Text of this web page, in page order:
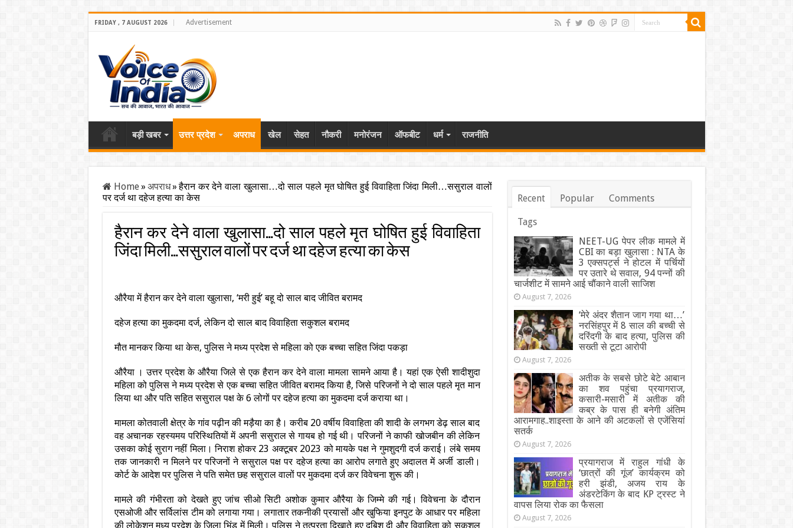
FRIDAY , 7 AUGUST 2026 Advertisement
बड़ी खबर उत्तर प्रदेश अपराध खेल सेहत नौकरी मनोरंजन ऑफबीट धर्म राजनीति
Home» अपराध» हैरान कर देने वाला खुलासा…दो साल पहले मृत घोषित हुई विवाहिता जिंदा मिली…ससुराल वालों
पर दर्ज था दहेज हत्या का केस
हैरान कर देने वाला खुलासा…दो साल पहले मृत घोषित हुई विवाहिता
जिंदा मिली…ससुराल वालों पर दर्ज था दहेज हत्या का केस
औरैया में हैरान कर देने वाला खुलासा, ‘मरी हुई’ बहू दो साल बाद जीवित बरामद
दहेज हत्या का मुकदमा दर्ज, लेकिन दो साल बाद विवाहिता सकुशल बरामद
मौत मानकर किया था केस, पुलिस ने मध्य प्रदेश से महिला को एक बच्चा सहित जिंदा पकड़ा
औरैया । उत्तर प्रदेश के औरैया जिले से एक हैरान कर देने वाला मामला सामने आया है। यहां एक ऐसी शादीशुदा
महिला को पुलिस ने मध्य प्रदेश से एक बच्चा सहित जीवित बरामद किया है, जिसे परिजनों ने दो साल पहले मृत मान
लिया था और पति सहित ससुराल पक्ष के 6 लोगों पर दहेज हत्या का मुकदमा दर्ज कराया था।
मामला कोतवाली क्षेत्र के गांव पढ़ीन की मड़ैया का है। करीब 20 वर्षीय विवाहिता की शादी के लगभग डेढ़ साल बाद
वह अचानक रहस्यमय परिस्थितियों में अपनी ससुराल से गायब हो गई थी। परिजनों ने काफी खोजबीन की लेकिन
उसका कोई सुराग नहीं मिला। निराश होकर 23 अक्टूबर 2023 को मायके पक्ष ने गुमशुदगी दर्ज कराई। लंबे समय
तक जानकारी न मिलने पर परिजनों ने ससुराल पक्ष पर दहेज हत्या का आरोप लगाते हुए अदालत में अर्जी डाली।
कोर्ट के आदेश पर पुलिस ने पति समेत छह ससुराल वालों पर मुकदमा दर्ज कर विवेचना शुरू की।
मामले की गंभीरता को देखते हुए जांच सीओ सिटी अशोक कुमार औरैया के जिम्मे की गई। विवेचना के दौरान
एसओजी और सर्विलांस टीम को लगाया गया। लगातार तकनीकी प्रयासों और खुफिया इनपुट के आधार पर महिला
की लोकेशन मध्य प्रदेश के जिला भिंड में मिली। पुलिस ने तत्परता दिखाते हुए दबिश दी और विवाहिता को सकुशल
Recent Popular Comments
Tags
NEET-UG पेपर लीक मामले में
CBI का बड़ा खुलासा : NTA के
3 एक्सपर्ट्स ने होटल में पर्चियों
पर उतारे थे सवाल, 94 पन्नों की
चार्जशीट में सामने आई चौंकाने वाली साजिश
August 7, 2026
‘मेरे अंदर शैतान जाग गया था…’
नरसिंहपुर में 8 साल की बच्ची से
दरिंदगी के बाद हत्या, पुलिस की
सख्ती से टूटा आरोपी
August 7, 2026
अतीक के सबसे छोटे बेटे आबान
का शव पहुंचा प्रयागराज,
कसारी-मसारी में अतीक की
कब्र के पास ही बनेगी अंतिम
आरामगाह..शाइस्ता के आने की अटकलों से एजेंसियां
सतर्क
August 7, 2026
प्रयागराज में राहुल गांधी के
‘छात्रों की गूंज’ कार्यक्रम को
हरी झंडी, अजय राय के
अंडरटेकिंग के बाद KP ट्रस्ट ने
वापस लिया रोक का फैसला
August 7, 2026